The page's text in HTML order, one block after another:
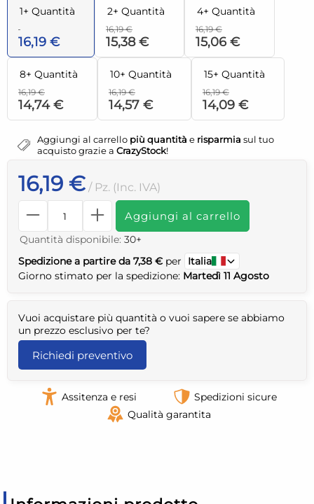
1+ Quantità
16,19 €
2+ Quantità
16,19 €
15,38 €
4+ Quantità
16,19 €
15,06 €
8+ Quantità
16,19 €
14,74 €
10+ Quantità
16,19 €
14,57 €
15+ Quantità
16,19 €
14,09 €
Aggiungi al carrello più quantità e risparmia sul tuo
acquisto grazie a CrazyStock!
16,19 € / Pz. (Inc. IVA)
Aggiungi al carrello
Quantità disponibile: 30+
Spedizione a partire da 7,38 € per
Italia
Giorno stimato per la spedizione: Martedì 11 Agosto
Vuoi acquistare più quantità o vuoi sapere se abbiamo
un prezzo esclusivo per te?
Richiedi preventivo
Assitenza e resi
Spedizioni sicure
Qualità garantita